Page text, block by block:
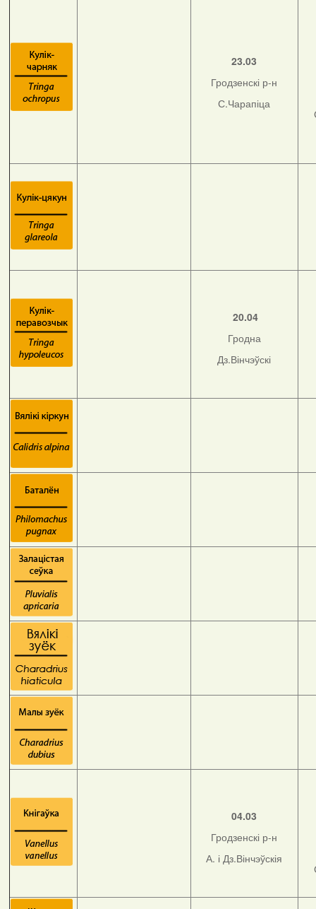
23.03
Гродзенскі р-н
С.Чарапіца
20.04
Гродна
Дз.Вінчэўскі
04.03
Гродзенскі р-н
А. і Дз.Вінчэўскія